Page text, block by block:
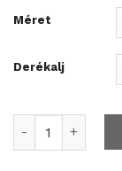
Méret
Derékalj
Erdei állatok